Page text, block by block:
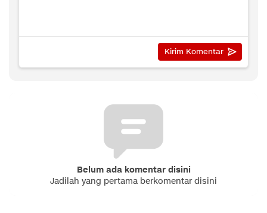
Belum ada komentar disini
Jadilah yang pertama berkomentar disini